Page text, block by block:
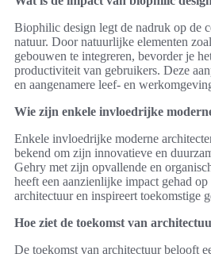
Biophilic design legt de nadruk op de
natuur. Door natuurlijke elementen
gebouwen te integreren, bevorder je
productiviteit van gebruikers. Deze
en aangenamere leef- en
Wie zijn enkele invloedrijke
Enkele invloedrijke moderne
bekend om zijn innovatieve en
Gehry met zijn opvallende en
heeft een aanzienlijke impact gehad op
architectuur en inspireert toekomstige
Hoe ziet de toekomst van
De toekomst van architectuur belooft